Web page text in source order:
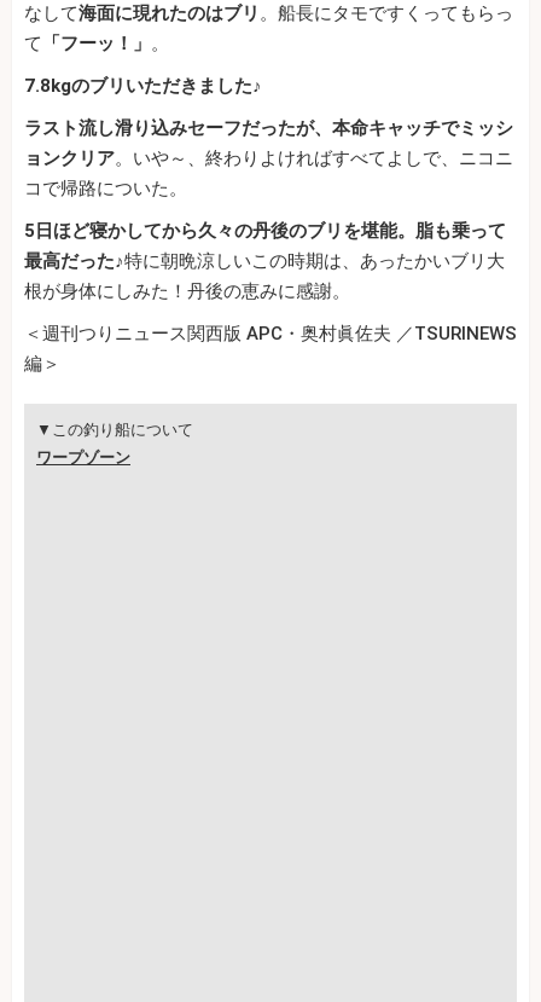
なして海面に現れたのはブリ 。船長にタモですくってもらっ
て
「フーッ！」 。
7.8kgのブリいただきました♪
ラスト流し滑り込みセーフだったが、本命キャッチでミッシ
ョンクリア。いや～、終わりよければすべてよしで、ニコニ
コで帰路についた。
5日ほど寝かしてから久々の丹後のブリを堪能。脂も乗って
最高だった♪特に朝晩涼しいこの時期は、あったかいブリ大
根が身体にしみた！丹後の恵みに感謝。
＜週刊つりニュース関西版 APC・奥村眞佐夫 ／TSURINEWS
編＞
▼この釣り船について
ワープゾーン